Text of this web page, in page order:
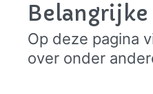
Op deze pagina
over onder